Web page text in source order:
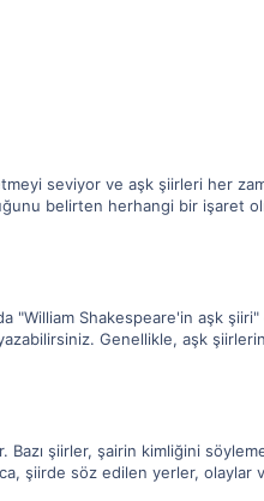
seviyor ve aşk şiirleri her
belirten herhangi bir işaret
"William Shakespeare'in aşk
Genellikle, aşk
şiirler, şairin kimliğini
şiirde söz edilen yerler, olaylar